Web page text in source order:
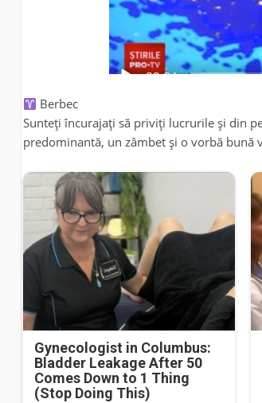
Berbec
Sunteți încurajați să priviți lucrurile și din
predominantă, un zâmbet și o vorbă bună
Gynecologist in Columbus:
Bladder Leakage After 50
Comes Down to 1 Thing
(Stop Doing This)